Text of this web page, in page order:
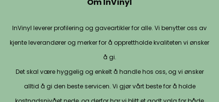
Om InVinyl
InVinyl leverer profilering og gaveartikler for alle. Vi benytter oss av
kjente leverandører og merker for å opprettholde kvaliteten vi ønsker
å gi.
Det skal være hyggelig og enkelt å handle hos oss, og vi ønsker
alltid å gi den beste servicen. Vi gjør vårt beste for å holde